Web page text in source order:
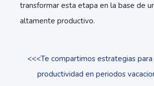
transformar esta etapa en la base de
altamente productivo.
<<<Te compartimos estrategias
productividad en periodos